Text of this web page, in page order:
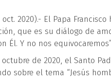
2020).- El Papa
que es su diálogo de
Él. Y no nos
octubre de 2020, el Santo
sobre el tema “Jesús